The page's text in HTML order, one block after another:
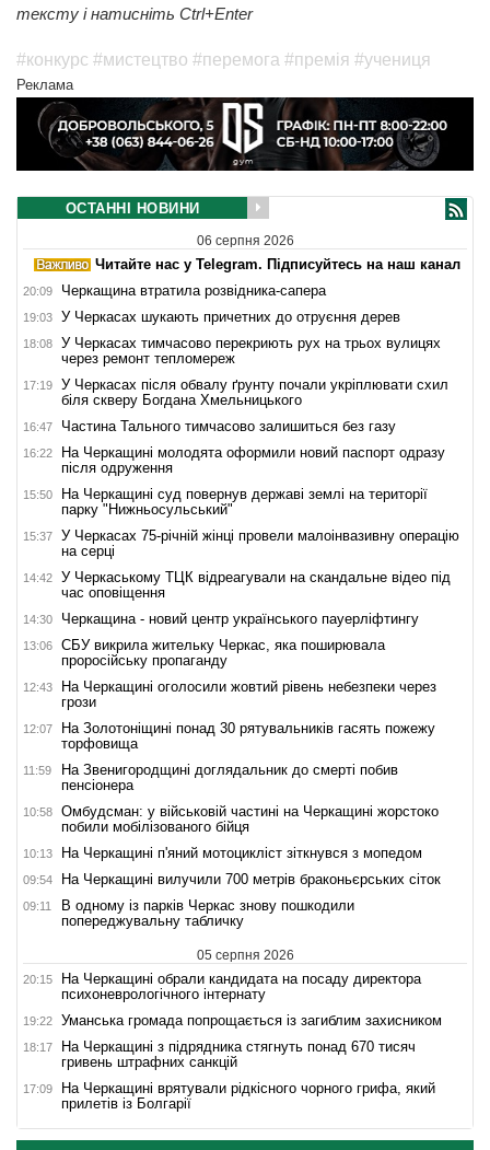
тексту і натисніть Ctrl+Enter
#конкурс #мистецтво #перемога #премія #учениця
Реклама
ОСТАННІ НОВИНИ
06 серпня 2026
Читайте нас у Telegram. Підписуйтесь на наш канал
20:09 Черкащина втратила розвідника-сапера
19:03 У Черкасах шукають причетних до отруєння дерев
18:08
У Черкасах тимчасово перекриють рух на трьох вулицях
через ремонт тепломереж
17:19
У Черкасах після обвалу ґрунту почали укріплювати схил
біля скверу Богдана Хмельницького
16:47 Частина Тального тимчасово залишиться без газу
16:22
На Черкащині молодята оформили новий паспорт одразу
після одруження
15:50
На Черкащині суд повернув державі землі на території
парку "Нижньосульський"
15:37
У Черкасах 75-річній жінці провели малоінвазивну операцію
на серці
14:42
У Черкаському ТЦК відреагували на скандальне відео під
час оповіщення
14:30 Черкащина - новий центр українського пауерліфтингу
13:06
СБУ викрила жительку Черкас, яка поширювала
проросійську пропаганду
12:43
На Черкащині оголосили жовтий рівень небезпеки через
грози
12:07
На Золотоніщині понад 30 рятувальників гасять пожежу
торфовища
11:59
На Звенигородщині доглядальник до смерті побив
пенсіонера
10:58
Омбудсман: у військовій частині на Черкащині жорстоко
побили мобілізованого бійця
10:13 На Черкащині п'яний мотоцикліст зіткнувся з мопедом
09:54 На Черкащині вилучили 700 метрів браконьєрських сіток
09:11
В одному із парків Черкас знову пошкодили
попереджувальну табличку
05 серпня 2026
20:15
На Черкащині обрали кандидата на посаду директора
психоневрологічного інтернату
19:22 Уманська громада попрощається із загиблим захисником
18:17
На Черкащині з підрядника стягнуть понад 670 тисяч
гривень штрафних санкцій
17:09
На Черкащині врятували рідкісного чорного грифа, який
прилетів із Болгарії